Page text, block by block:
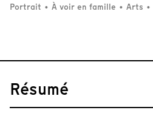
Portrait • À voir en famille • Arts •
Résumé